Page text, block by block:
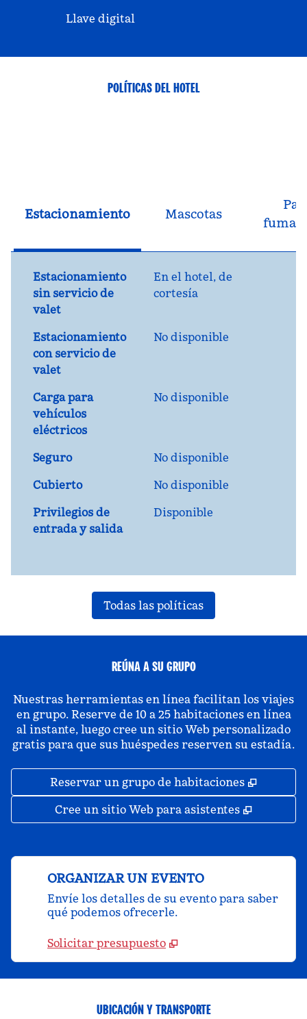
Llave digital
POLÍTICAS DEL HOTEL
Estacionamiento Mascotas
Estacionamiento
sin servicio de
valet
En el hotel, de
cortesía
Estacionamiento
con servicio de
valet
No disponible
Carga para
vehículos
eléctricos
No disponible
Seguro
No disponible
Cubierto
No disponible
Privilegios de
entrada y salida
Disponible
Todas las políticas
REÚNA A SU GRUPO
Nuestras herramientas en línea facilitan los viajes
en grupo. Reserve de 10 a 25 habitaciones en línea
al instante, luego cree un sitio Web personalizado
gratis para que sus huéspedes reserven su estadía.
Reservar un grupo de habitaciones ,
Cree un sitio Web para asistentes ,
ORGANIZAR UN EVENTO
Envíe los detalles de su evento para saber
qué podemos ofrecerle.
Solicitar presupuesto
UBICACIÓN Y TRANSPORTE